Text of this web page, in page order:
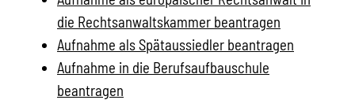
die Rechtsanwaltskammer beantragen
Aufnahme als Spätaussiedler beantragen
Aufnahme in die Berufsaufbauschule
beantragen